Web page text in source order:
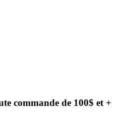
commande de 100$ et +